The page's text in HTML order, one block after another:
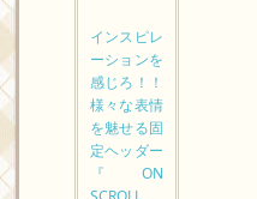
インスピレ
ーションを
感じろ！！
様々な表情
を魅せる固
定ヘッダー
『ON